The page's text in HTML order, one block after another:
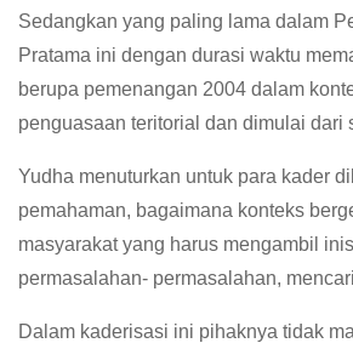
Sedangkan yang paling lama dalam
Pratama ini dengan durasi waktu
berupa pemenangan 2004 dalam
penguasaan teritorial dan dimulai dari
Yudha menuturkan untuk para kader
pemahaman, bagaimana konteks
masyarakat yang harus mengambil
permasalahan- permasalahan,
Dalam kaderisasi ini pihaknya tidak